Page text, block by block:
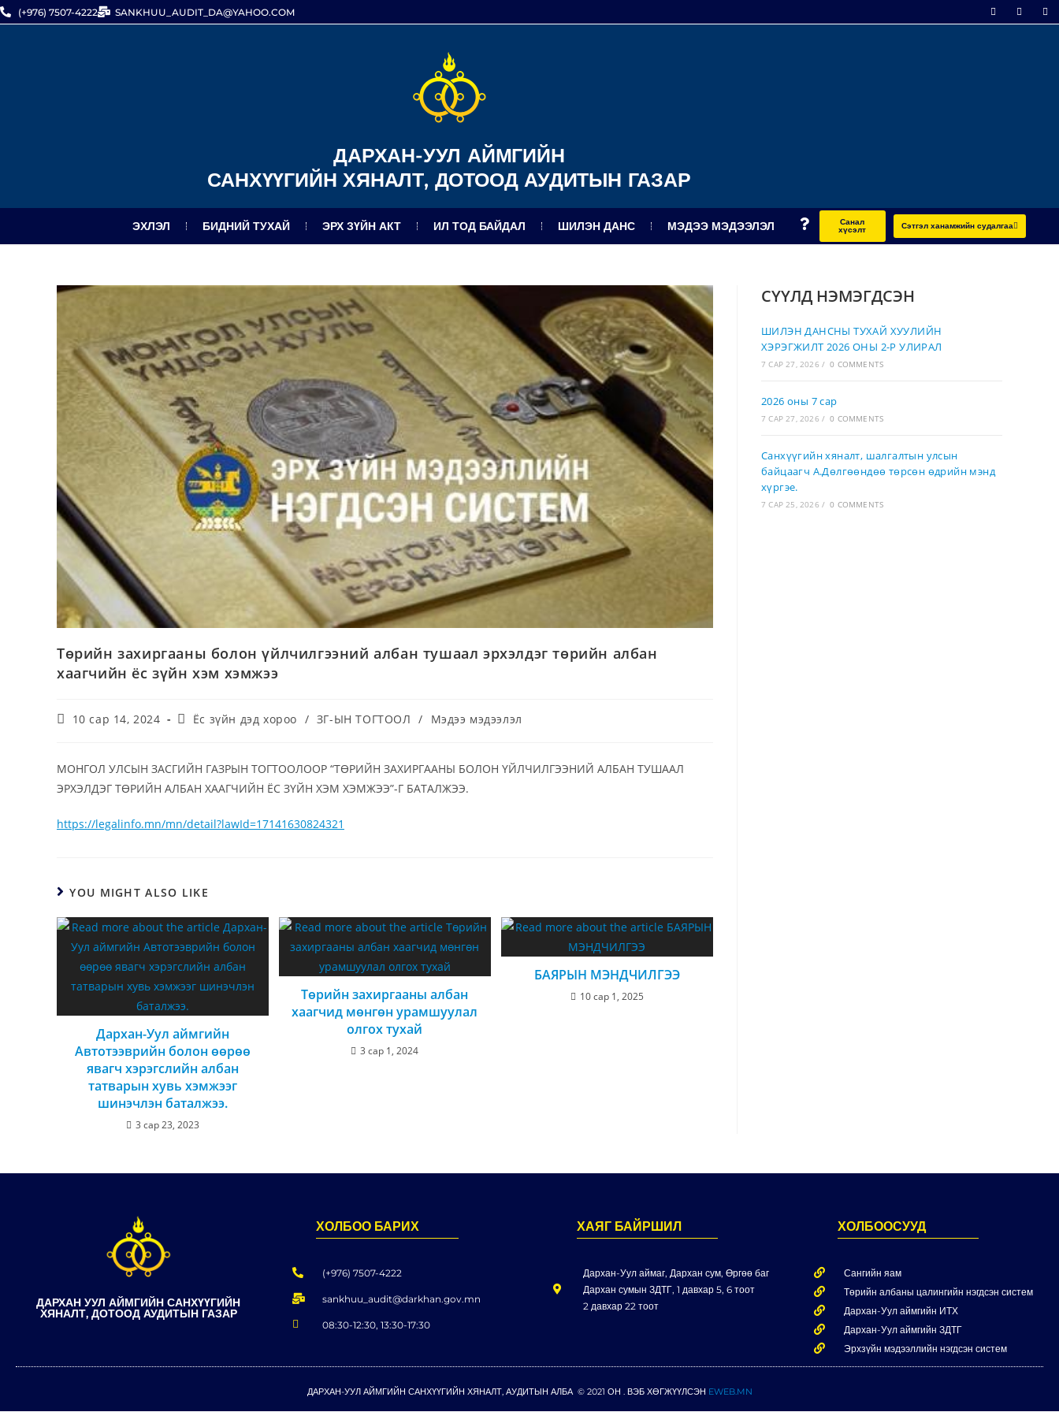
(+976) 7507-4222 SANKHUU_AUDIT_DA@YAHOO.COM
ДАРХАН-УУЛ АЙМГИЙН
САНХҮҮГИЙН ХЯНАЛТ, ДОТООД АУДИТЫН ГАЗАР
ЭХЛЭЛ БИДНИЙ ТУХАЙ ЭРХ ЗҮЙН АКТ ИЛ ТОД БАЙДАЛ ШИЛЭН ДАНС МЭДЭЭ МЭДЭЭЛЭЛ Санал
хүсэлт Сэтгэл ханамжийн судалгаа
Төрийн захиргааны болон үйлчилгээний албан тушаал эрхэлдэг төрийн албан
хаагчийн ёс зүйн хэм хэмжээ
10 сар 14, 2024 Ёс зүйн дэд хороо / ЗГ-ЫН ТОГТООЛ / Мэдээ мэдээлэл
МОНГОЛ УЛСЫН ЗАСГИЙН ГАЗРЫН ТОГТООЛООР “ТӨРИЙН ЗАХИРГААНЫ БОЛОН ҮЙЛЧИЛГЭЭНИЙ АЛБАН ТУШААЛ
ЭРХЭЛДЭГ ТӨРИЙН АЛБАН ХААГЧИЙН ЁС ЗҮЙН ХЭМ ХЭМЖЭЭ”-Г БАТАЛЖЭЭ.
https://legalinfo.mn/mn/detail?lawId=17141630824321
YOU MIGHT ALSO LIKE
Дархан-Уул аймгийн
Автотээврийн болон өөрөө
явагч хэрэгслийн албан
татварын хувь хэмжээг
шинэчлэн баталжээ.
3 сар 23, 2023
Төрийн захиргааны албан
хаагчид мөнгөн урамшуулал
олгох тухай
3 сар 1, 2024
БАЯРЫН МЭНДЧИЛГЭЭ
10 сар 1, 2025
СҮҮЛД НЭМЭГДСЭН
ШИЛЭН ДАНСНЫ ТУХАЙ ХУУЛИЙН
ХЭРЭГЖИЛТ 2026 ОНЫ 2-Р УЛИРАЛ
7 САР 27, 2026 / 0 COMMENTS
2026 оны 7 сар
7 САР 27, 2026 / 0 COMMENTS
Санхүүгийн хяналт, шалгалтын улсын
байцаагч А.Дөлгөөндөө төрсөн өдрийн мэнд
хүргэе.
7 САР 25, 2026 / 0 COMMENTS
ДАРХАН УУЛ АЙМГИЙН САНХҮҮГИЙН
ХЯНАЛТ, ДОТООД АУДИТЫН ГАЗАР
ХОЛБОО БАРИХ
(+976) 7507-4222
sankhuu_audit@darkhan.gov.mn
08:30-12:30, 13:30-17:30
ХАЯГ БАЙРШИЛ
Дархан-Уул аймаг, Дархан сум, Өргөө баг
Дархан сумын ЗДТГ, 1 давхар 5, 6 тоот
2 давхар 22 тоот
ХОЛБООСУУД
Сангийн яам
Төрийн албаны цалингийн нэгдсэн систем
Дархан-Уул аймгийн ИТХ
Дархан-Уул аймгийн ЗДТГ
Эрхзүйн мэдээллийн нэгдсэн систем
ДАРХАН-УУЛ АЙМГИЙН САНХҮҮГИЙН ХЯНАЛТ, АУДИТЫН АЛБА © 2021 ОН . ВЭБ ХӨГЖҮҮЛСЭН EWEB.MN